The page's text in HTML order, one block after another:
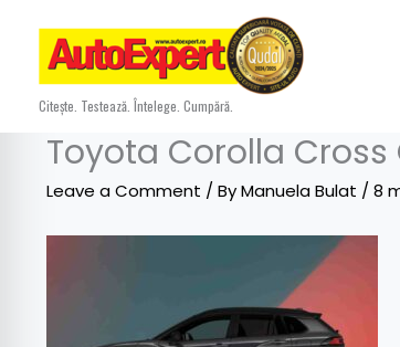
content
Citește. Testează. Întelege. Cumpără.
Toyota Corolla Cross
Leave a Comment / ByManuela Bulat / 8